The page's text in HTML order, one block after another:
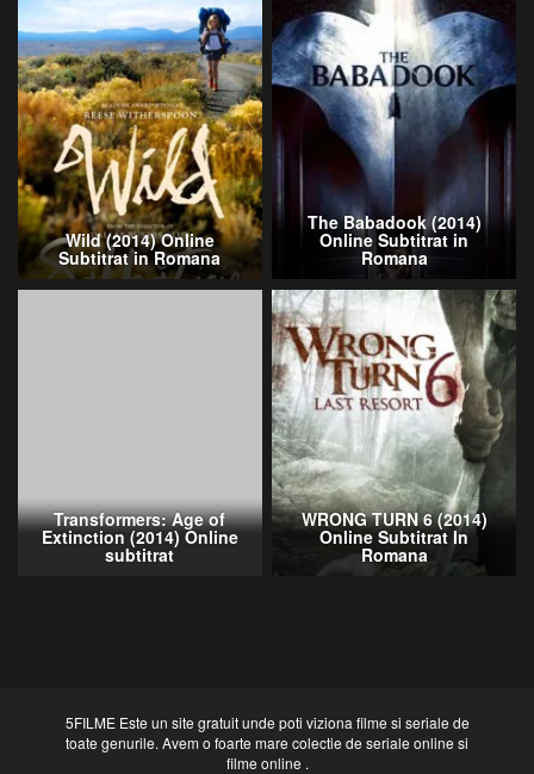
Wild (2014) Online
Subtitrat in Romana
The Babadook (2014)
Online Subtitrat in
Romana
Transformers: Age of
Extinction (2014) Online
subtitrat
WRONG TURN 6 (2014)
Online Subtitrat In
Romana
5FILME Este un site gratuit unde poti viziona filme si seriale de
toate genurile. Avem o foarte mare colectie de seriale online si
filme online .